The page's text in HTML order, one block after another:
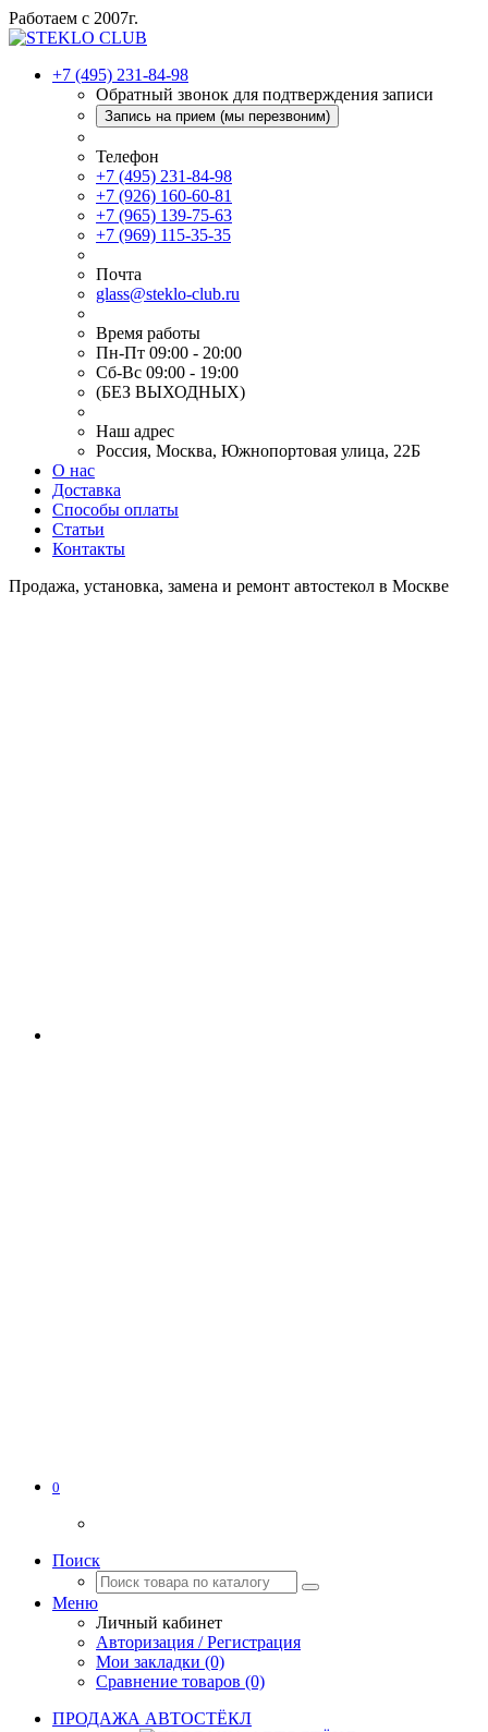
Работаем с 2007г.
+7 (495) 231-84-98
Обратный звонок для подтверждения записи
Запись на прием (мы перезвоним)
Телефон
+7 (495) 231-84-98
+7 (926) 160-60-81
+7 (965) 139-75-63
+7 (969) 115-35-35
Почта
glass@steklo-club.ru
Время работы
Пн-Пт 09:00 - 20:00
Сб-Вс 09:00 - 19:00
(БЕЗ ВЫХОДНЫХ)
Наш адрес
Россия, Москва, Южнопортовая улица, 22Б
О нас
Доставка
Способы оплаты
Статьи
Контакты
Продажа, установка, замена и ремонт автостекол в Москве
0
Поиск
Меню
Личный кабинет
Авторизация / Регистрация
Мои закладки (0)
Сравнение товаров (0)
ПРОДАЖА АВТОСТЁКЛ